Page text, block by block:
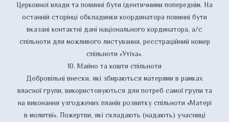
Церковної влади та повинні бути ідентичними попереднім. На
останній сторінці обкладинки координатора повинні бути
вказані контактні дані національного кординатора, а/с
спільноти для можливого листування, реєстраційний номер
спільноти «Утіха».
10. Майно та кошти спільноти
Добровільні внески, які збираються матерями в рамках
власної групи, використовуються для потреб самої групи та
на виконання узгоджених планів розвитку спільноти «Матері
в молитві». Пожертви, які складають (надають) учасниці